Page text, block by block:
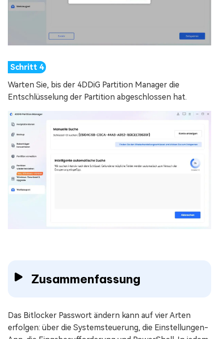
Warten Sie, bis der 4DDiG Partition Manager die
Entschlüsselung der Partition abgeschlossen hat.
Zusammenfassung
Das Bitlocker Passwort ändern kann auf vier Arten
erfolgen: über die Systemsteuerung, die Einstellungen-